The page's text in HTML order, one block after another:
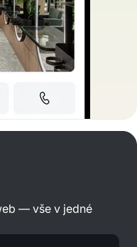
— vše v jedné